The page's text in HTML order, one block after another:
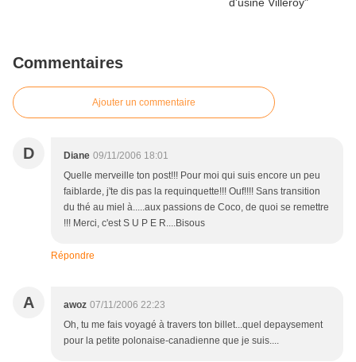
Commentaires
Ajouter un commentaire
D Diane 09/11/2006 18:01
Quelle merveille ton post!!! Pour moi qui suis encore un peu
faiblarde, j'te dis pas la requinquette!!! Ouf!!!! Sans transition
du thé au miel à.....aux passions de Coco, de quoi se remettre
!!! Merci, c'est S U P E R....Bisous
Répondre
A awoz 07/11/2006 22:23
Oh, tu me fais voyagé à travers ton billet...quel depaysement
pour la petite polonaise-canadienne que je suis....